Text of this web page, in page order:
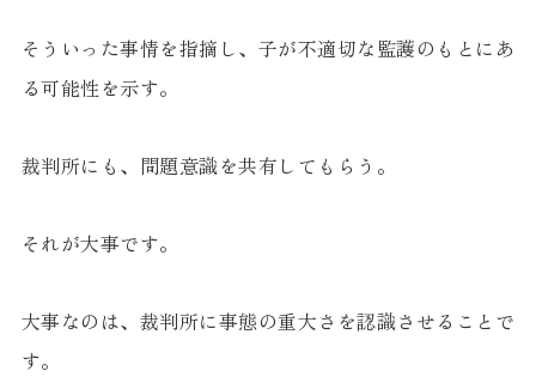
そういった事情を指摘し、子が不適切な監護のもとにあ
る可能性を示す。
裁判所にも、問題意識を共有してもらう。
それが大事です。
大事なのは、裁判所に事態の重大さを認識させることで
す。